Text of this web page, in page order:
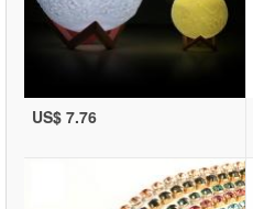
US$ 7.76